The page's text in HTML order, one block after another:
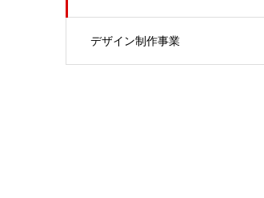
デザイン制作事業